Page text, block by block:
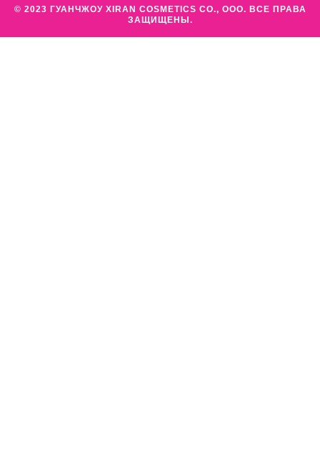
© 2023 ГУАНЧЖОУ XIRAN COSMETICS CO., ООО. ВСЕ ПРАВА
ЗАЩИЩЕНЫ.